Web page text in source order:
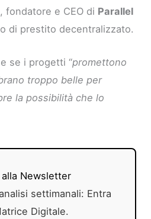
, fondatore e CEO di Parallel
di prestito decentralizzato.
se i progetti “promettono
troppo belle per
la possibilità che lo
Newsletter
settimanali: Entra
Digitale.